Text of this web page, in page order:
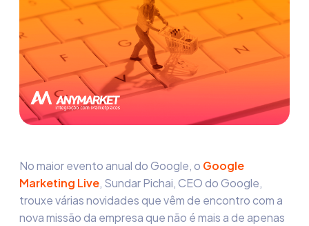
No maior evento anual do Google, o Google
Marketing Live, Sundar Pichai, CEO do Google,
trouxe várias novidades que vêm de encontro com a
nova missão da empresa que não é mais a de apenas